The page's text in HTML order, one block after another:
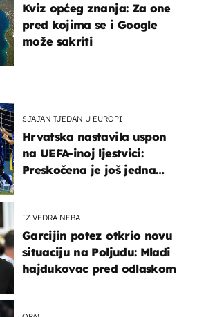
SJAJAN TJEDAN U EUROPI
Hrvatska nastavila uspon
na UEFA-inoj ljestvici:
Preskočena je još jedna
IZ VEDRA NEBA
Garcijin potez otkrio novu
situaciju na Poljudu: Mladi
hajdukovac pred odlaskom
Kviz općeg znanja: Za one
pred kojima se i Google
može sakriti